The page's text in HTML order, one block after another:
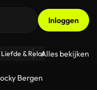
Inloggen
Liefde & Relaties - Fitness
Alles bekijken
Bergen